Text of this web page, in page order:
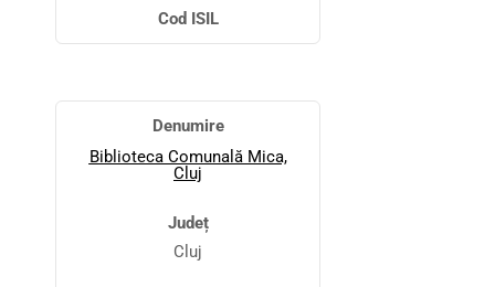
Cod ISIL
Denumire
Biblioteca Comunală Mica,
Cluj
Județ
Cluj